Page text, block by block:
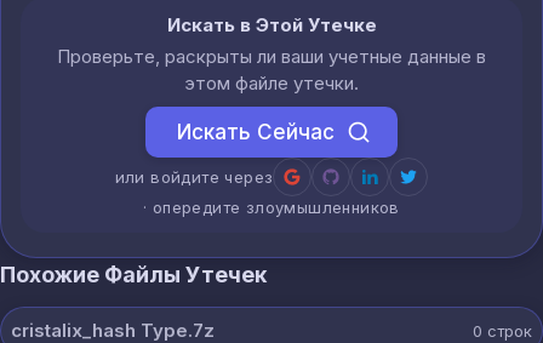
Искать в Этой Утечке
Проверьте, раскрыты ли ваши учетные данные в
этом файле утечки.
Искать Сейчас
или войдите через
· опередите злоумышленников
Похожие Файлы Утечек
cristalix_hash Type.7z 0 строк